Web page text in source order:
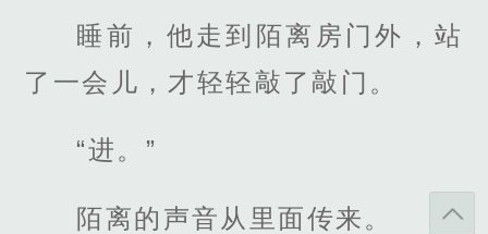
睡前，他走到陌离房门外，站
了一会儿，才轻轻敲了敲门。
“进。”
陌离的声音从里面传来。